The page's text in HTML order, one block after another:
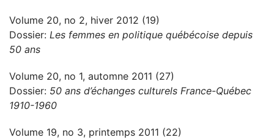
Volume 20, no 2, hiver 2012 (19)
Dossier: Les femmes en politique québécoise depuis
50 ans
Volume 20, no 1, automne 2011 (27)
Dossier: 50 ans d’échanges culturels France-Québec
1910-1960
Volume 19, no 3, printemps 2011 (22)